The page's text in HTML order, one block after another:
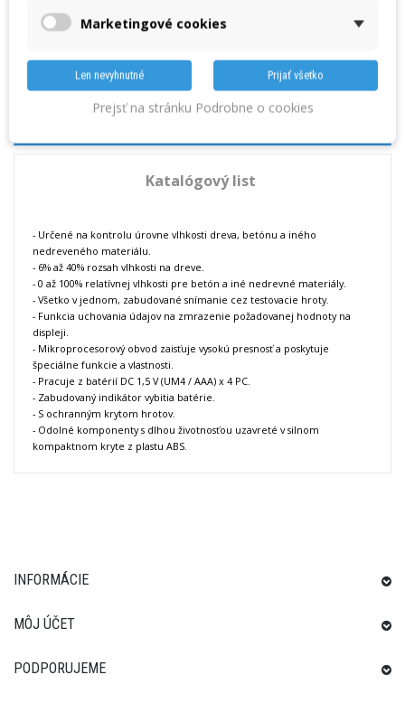
« Predchádzajúci produktNasledujúci produkt »
Katalógový list
- Určené na kontrolu úrovne vlhkosti dreva, betónu a iného
nedreveného materiálu.
- 6% až 40% rozsah vlhkosti na dreve.
- 0 až 100% relatívnej vlhkosti pre betón a iné nedrevné materiály.
- Všetko v jednom, zabudované snímanie cez testovacie hroty.
- Funkcia uchovania údajov na zmrazenie požadovanej hodnoty na
displeji.
- Mikroprocesorový obvod zaisťuje vysokú presnosť a poskytuje
špeciálne funkcie a vlastnosti.
- Pracuje z batérií DC 1,5 V (UM4 / AAA) x 4 PC.
- Zabudovaný indikátor vybitia batérie.
- S ochranným krytom hrotov.
- Odolné komponenty s dlhou životnosťou uzavreté v silnom
kompaktnom kryte z plastu ABS.
INFORMÁCIE
MÔJ ÚČET
PODPORUJEME
Marketingové cookies
Len nevyhnutné Prijať všetko
Prejsť na stránku Podrobne o cookies